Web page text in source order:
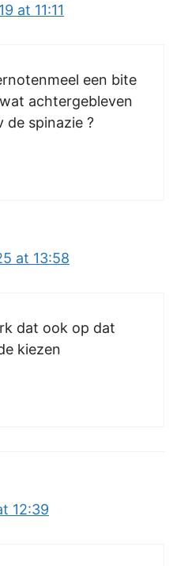
at 11:11
een bite
achtergebleven
de spinazie ?
at 13:58
dat ook op dat
kiezen
12:39